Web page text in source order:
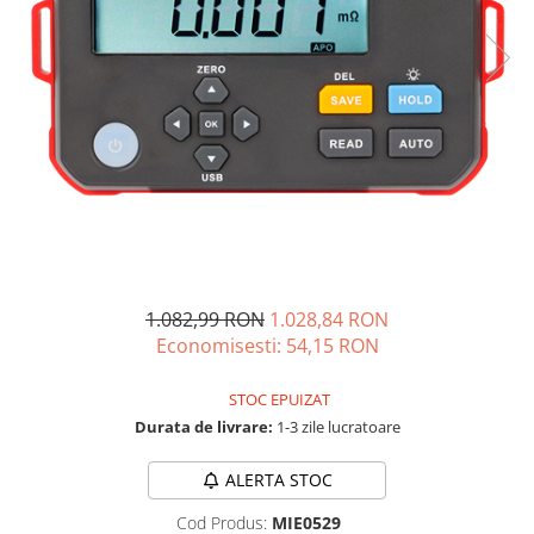
Vezi toate statiile
Accesorii Statii de Alimentare
Kituri Generatoare Solare
Cauta dupa capacitate
Pana in 1000W
Intre 1000-2000W
Toate generatoarele
Panouri Solare Pliabile
1.082,99 RON 1.028,84 RON
Economisesti: 54,15 RON
STOC EPUIZAT
Durata de livrare: 1-3 zile lucratoare
ALERTA STOC
Cod Produs: MIE0529